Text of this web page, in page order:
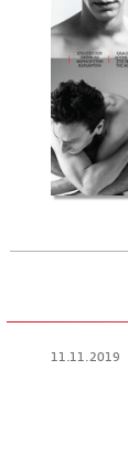
11.11.2019